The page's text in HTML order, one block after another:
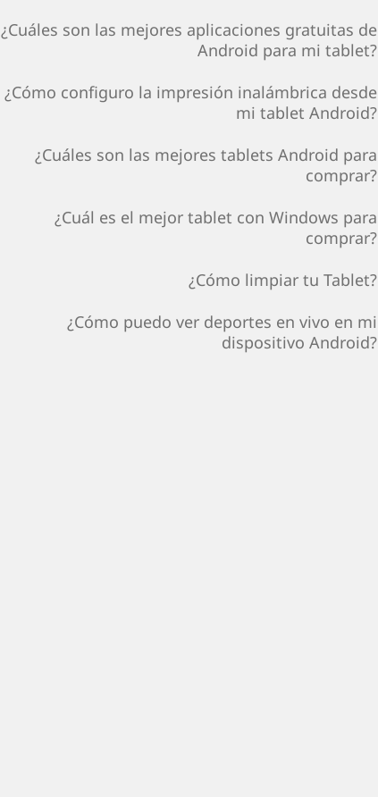
¿Cuáles son las mejores aplicaciones gratuitas de
Android para mi tablet?
¿Cómo configuro la impresión inalámbrica desde
mi tablet Android?
¿Cuáles son las mejores tablets Android para
comprar?
¿Cuál es el mejor tablet con Windows para
comprar?
¿Cómo limpiar tu Tablet?
¿Cómo puedo ver deportes en vivo en mi
dispositivo Android?